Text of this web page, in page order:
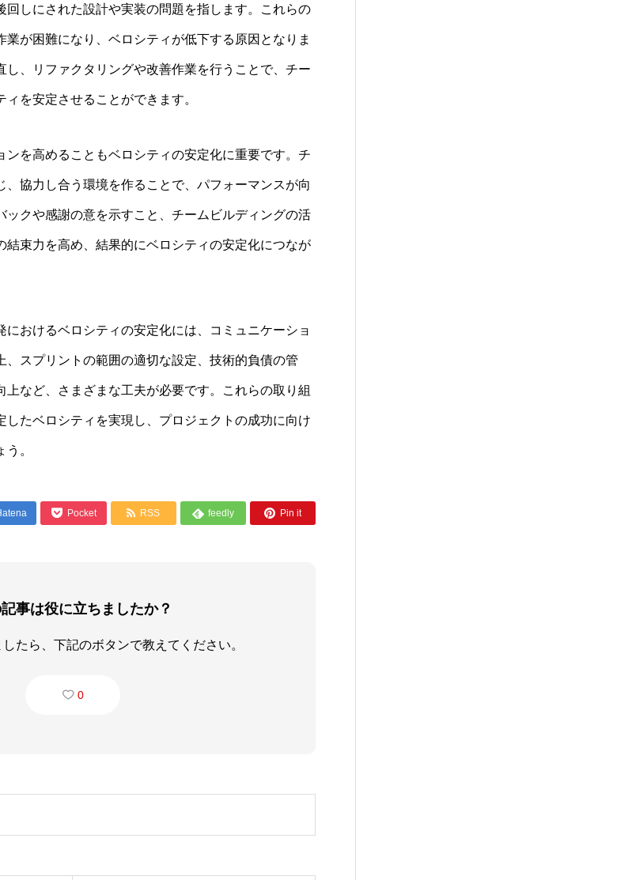
回しにされた設計や実装の問題を指します。これらの
業が困難になり、ベロシティが低下する原因となりま
し、リファクタリングや改善作業を行うことで、チー
を安定させることができます。
ンを高めることもベロシティの安定化に重要です。チ
、協力し合う環境を作ることで、パフォーマンスが向
ックや感謝の意を示すこと、チームビルディングの活
結束力を高め、結果的にベロシティの安定化につなが
におけるベロシティの安定化には、コミュニケーショ
、スプリントの範囲の適切な設定、技術的負債の管
上など、さまざまな工夫が必要です。これらの取り組
したベロシティを実現し、プロジェクトの成功に向け
。
 Pocket  RSS  feedly  Pin it
事は役に立ちましたか？
たら、下記のボタンで教えてください。
0